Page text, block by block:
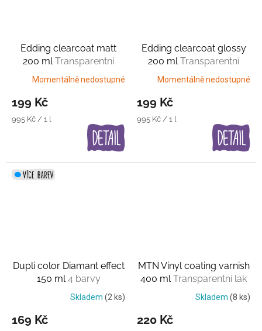
Edding clearcoat matt
200 mlTransparentní
matný lak
Momentálně nedostupné
199 Kč
Měrná
995 Kč / 1 l
Edding clearcoat glossy
200 mlTransparentní
lesklý lak
Momentálně nedostupné
199 Kč
Měrná
995 Kč / 1 l
Dupli color Diamant effect
150 ml4 barvy
Skladem (2 ks)
169 Kč
MTN Vinyl coating varnish
400 mlTransparentní lak
Skladem (8 ks)
220 Kč